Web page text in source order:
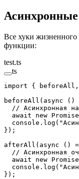
Все хуки
функции:
test.ts
ts
import {
beforeAll ( async ()
// Асинхронная
  await
new Promise
  console.
log (
});
afterAll ( async ()
// Асинхронная
  await
new Promise
  console.
log (
});